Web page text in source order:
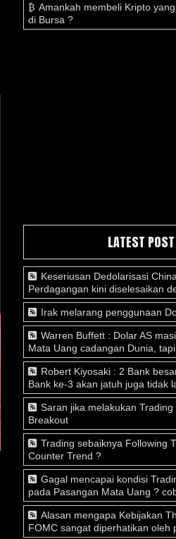
Amankah membeli Kripto
di Bursa ?
LATEST POST
Keseriusan Dedolarisasi
Perdagangan kini diselesaikan
Irak melarang penggunaan
Warren Buffett : Dolar AS
Mata Uang cadangan Dunia,
Robert Kiyosaki : 2 Bank
Bank ke-3 akan jatuh juga tidak
Saran jika melakukan
Breakout
Trading sebaiknya Following
Counter Trend ?
Gagal mencapai kondisi
pada Pasangan Mata Uang ?
Alasan mengapa Kebijakan
FOMC sangat diperhatikan oleh